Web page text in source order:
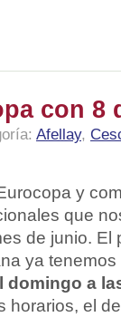
con 8
Afellay,
y
que
de junio. El
ya
a
horarios, el